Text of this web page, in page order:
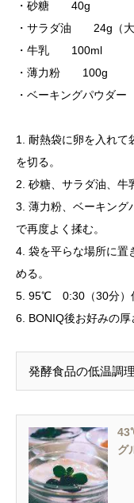
・砂糖 40g
・サラダ油 24g（大
・牛乳 100ml
・薄力粉 100g
・ベーキングパウダ
1. 耐熱袋に卵を入れて
を切る。
2. 砂糖、サラダ油、牛
3. 薄力粉、ベーキング
で再度よく揉む。
4. 袋を平らな場所に置
める。
5. 95℃ 0:30（30分）
6. BONIQ後お好みの厚
発酵食品の低温調
グ